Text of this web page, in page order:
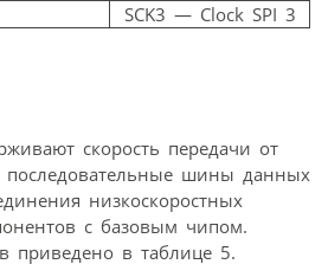
SCK3 — Clock SPI 3
скорость передачи от
шины данных
низкоскоростных
с базовым чипом.
приведено в таблице 5.